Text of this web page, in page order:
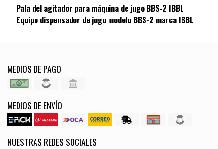
Pala del agitador para máquina de jugo BBS-2 IBBL
Equipo dispensador de jugo modelo BBS-2 marca IBBL
MEDIOS DE PAGO
MEDIOS DE ENVÍO
NUESTRAS REDES SOCIALES